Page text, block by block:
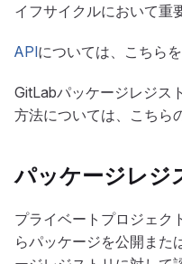
イフサイクルにおいて重
APIについては、こちら
GitLabパッケージレジス
方法については、こちら
パッケージレジ
プライベートプロジェク
らパッケージを公開また